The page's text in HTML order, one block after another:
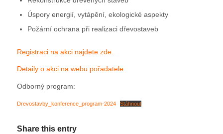
Úspory energií, vytápění, ekologické aspekty
Požární ochrana při realizaci dřevostaveb
Registraci na akci najdete zde.
Detaily o akci na webu pořadatele.
Odborný program:
Drevostavby_konference_program-2024 Stáhnout
Share this entry